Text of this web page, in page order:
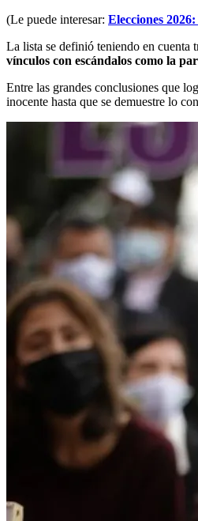
(Le puede interesar: Elecciones
La lista se definió teniendo en cuenta
vínculos con escándalos como la
Entre las grandes conclusiones que
inocente hasta que se demuestre lo